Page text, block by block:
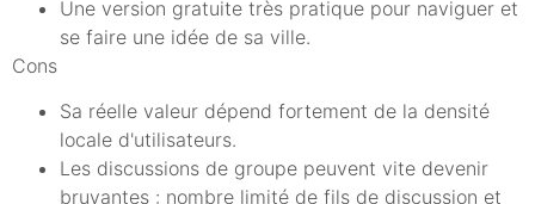
Une version gratuite très pratique pour naviguer et
se faire une idée de sa ville.
Cons
Sa réelle valeur dépend fortement de la densité
locale d'utilisateurs.
Les discussions de groupe peuvent vite devenir
bruyantes : nombre limité de fils de discussion et